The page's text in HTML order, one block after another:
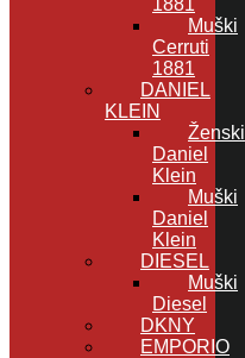
Muški
Cerruti
1881
DANIEL
KLEIN
Ženski
Daniel
Klein
Muški
Daniel
Klein
DIESEL
Muški
Diesel
DKNY
EMPORIO